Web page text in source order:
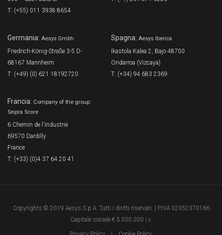
T: (+55) 011 3938 8654
Germania: Aesys Gmbh
Friedrich-König-Straße 3-5 D-
68167 Mannheim
T: (+49) (0) 621 18192720
Spagna: Aesys Iberica
Ikastola Kalea 2, Bajo 48700
Ondarroa (Vizcaya)
T: (+34) 94 683 2369
Francia: Company of the group:
Seipra Score
6 Chemin de l'Industrie
69570 Dardilly
France
T: (+33) (0)4 37 64 20 41
Copyrights © 2019 Aesys S.p.A. Tutti i diritti riservati. | P.IVA 02052370166
Capitale sociale € 5.000.000 i.v.